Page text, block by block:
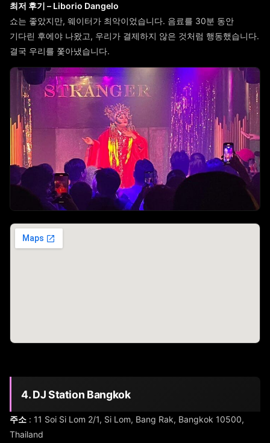
최저 후기 – Liborio Dangelo
쇼는 좋았지만, 웨이터가 최악이었습니다. 음료를 30분 동안
기다린 후에야 나왔고, 우리가 결제하지 않은 것처럼 행동했습니다.
결국 우리를 쫓아냈습니다.
4. DJ Station Bangkok
주소 : 11 Soi Si Lom 2/1, Si Lom, Bang Rak, Bangkok 10500,
Thailand